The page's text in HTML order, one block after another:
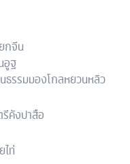
กจีน
อูฐ
รรมมองโกลหยวนหลิว
คังปาสือ
ไท่